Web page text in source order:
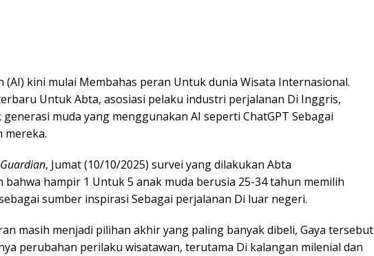
(AI) kini mulai Membahas peran Untuk dunia Wisata Internasional.
Untuk Abta, asosiasi pelaku industri perjalanan Di Inggris,
muda yang menggunakan AI seperti ChatGPT Sebagai
mereka.
, Jumat (10/10/2025) survei yang dilakukan Abta
hampir 1 Untuk 5 anak muda berusia 25-34 tahun memilih
sumber inspirasi Sebagai perjalanan Di luar negeri.
masih menjadi pilihan akhir yang paling banyak dibeli, Gaya tersebut
perubahan perilaku wisatawan, terutama Di kalangan milenial dan